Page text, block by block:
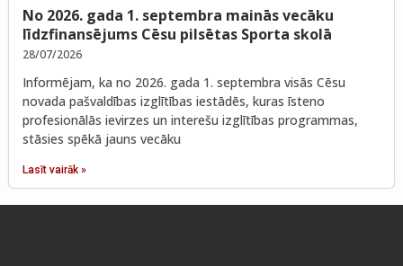
No 2026. gada 1. septembra mainās vecāku
līdzfinansējums Cēsu pilsētas Sporta skolā
28/07/2026
Informējam, ka no 2026. gada 1. septembra visās Cēsu
novada pašvaldības izglītības iestādēs, kuras īsteno
profesionālās ievirzes un interešu izglītības programmas,
stāsies spēkā jauns vecāku
Lasīt vairāk »